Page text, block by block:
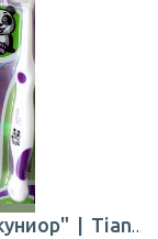
Зубная щетка "Проденталь Джуниор" | TianDe